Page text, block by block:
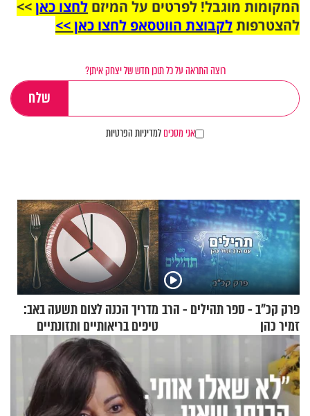
המקומות מוגבל! לפרטים על המיזם לחצו כאן>>
להצטרפותלקבוצת הווטסאפ לחצו כאן >>
רוצה התראה על כל תוכן חדש של יצחק איתן?
אני מסכיםלמדיניות הפרטיות
פרק קכ"ב - ספר תהילים - הרב
זמיר כהן
מדריך הכנה לצום תשעה באב:
טיפים בריאותיים ותזונתיים
לשמירה על הגוף